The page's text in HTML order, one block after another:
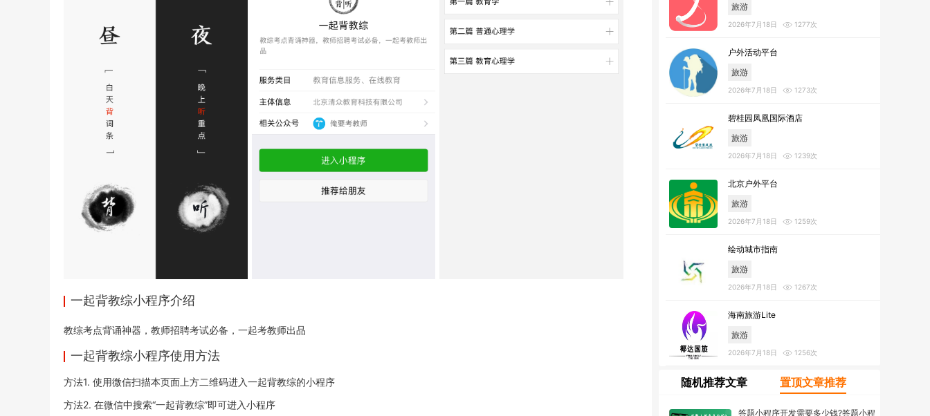
一起背教综小程序介绍
教综考点背诵神器，教师招聘考试必备，一起考教师出品
一起背教综小程序使用方法
方法1. 使用微信扫描本页面上方二维码进入一起背教综的小程序
方法2. 在微信中搜索“一起背教综”即可进入小程序
旅游
2026年7月18日 1277次
户外活动平台
旅游
2026年7月18日 1273次
碧桂园凤凰国际酒店
旅游
2026年7月18日 1239次
北京户外平台
旅游
2026年7月18日 1259次
绘动城市指南
旅游
2026年7月18日 1267次
海南旅游Lite
旅游
2026年7月18日 1256次
随机推荐文章 置顶文章推荐
答题小程序开发需要多少钱?答题小程